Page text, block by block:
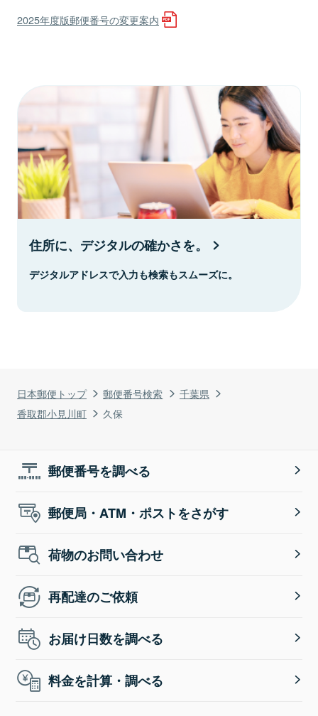
日本郵便トップ 郵便番号検索
千葉県
香取郡小見川町
久保
2025年度版郵便番号の変更案内
住所に、デジタルの確かさを。
デジタルアドレスで入力も検索もスムーズに。
郵便番号を調べる
郵便局・ATM・ポストをさがす
荷物のお問い合わせ
再配達のご依頼
お届け日数を調べる
料金を計算・調べる